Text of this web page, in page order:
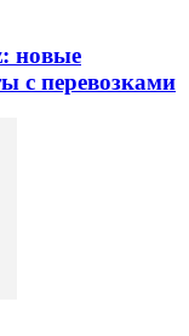
новые
с перевозками